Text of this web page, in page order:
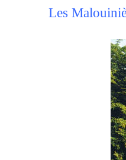
Les